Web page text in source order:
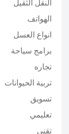
النقل الثقيل
الهواتف
انواع العسل
برامج سياحة
تجاره
تربية الحيوانات
تسويق
تعليمي
تقني